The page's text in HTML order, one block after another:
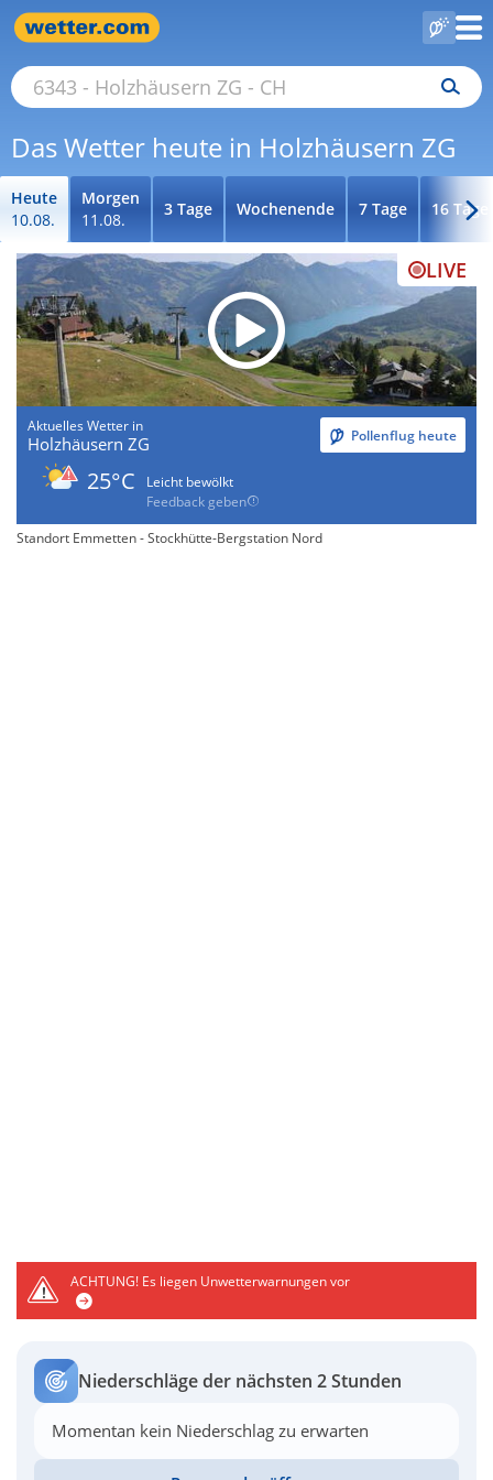
Das Wetter heute in Holzhäusern ZG
Heute
10.08.
Morgen
11.08.
3 Tage Wochenende 7 Tage 16 Tage
LIVE
Aktuelles Wetter in
Holzhäusern ZG Pollenflug heute
25°C
Leicht bewölkt
Feedback geben
Standort Emmetten - Stockhütte-Bergstation Nord
ACHTUNG!Es liegen Unwetterwarnungen vor
Niederschläge der nächsten 2 Stunden
Momentan kein Niederschlag zu erwarten